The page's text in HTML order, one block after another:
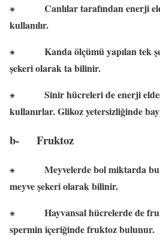
⁕
Canlılar tarafından enerji
kullanılır.
⁕
Kanda ölçümü yapılan tek
şekeri olarak ta bilinir.
⁕
Sinir hücreleri de enerji
kullanırlar. Glikoz yetersizliğinde
b- Fruktoz
⁕
Meyvelerde bol miktarda
meyve şekeri olarak bilinir.
⁕
Hayvansal hücrelerde de
spermin içeriğinde fruktoz bulunur.